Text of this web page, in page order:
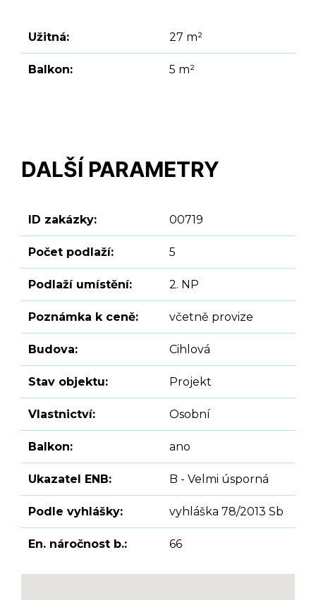
Užitná: 27 m²
Balkon: 5 m²
DALŠÍ PARAMETRY
ID zakázky: 00719
Počet podlaží: 5
Podlaží umístění: 2. NP
Poznámka k ceně: včetně provize
Budova: Cihlová
Stav objektu: Projekt
Vlastnictví: Osobní
Balkon: ano
Ukazatel ENB: B - Velmi úsporná
Podle vyhlášky: vyhláška 78/2013 Sb
En. náročnost b.: 66